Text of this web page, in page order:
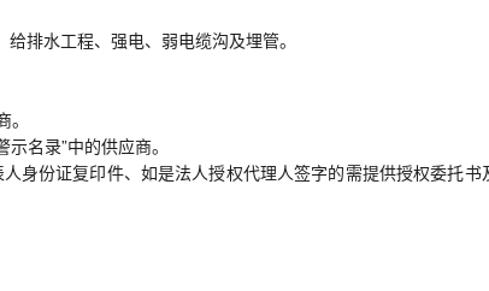
排水工程、强电、弱电缆沟及埋管。
名录”中的供应商。
身份证复印件、如是法人授权代理人签字的需提供授权委托书